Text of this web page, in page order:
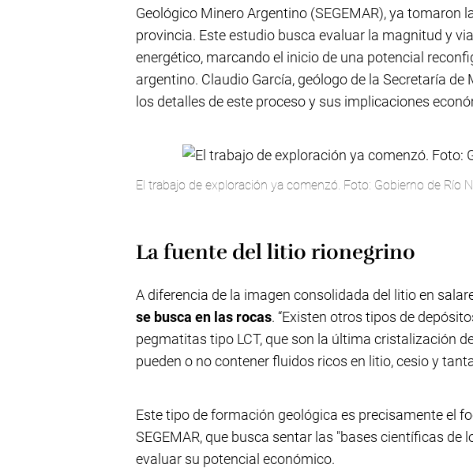
Geológico Minero Argentino (SEGEMAR), ya tomaron
provincia. Este estudio busca evaluar la magnitud y
energético, marcando el inicio de una potencial
argentino. Claudio García, geólogo de la Secretaría de
los detalles de este proceso y sus implicaciones
El trabajo de exploración ya comenzó. Foto: Gobierno de Río
La fuente del litio rionegrino
A diferencia de la imagen consolidada del litio en
se busca en las rocas. “Existen otros tipos de
pegmatitas tipo LCT, que son la última cristalización
pueden o no contener fluidos ricos en litio, cesio y
Este tipo de formación geológica es precisamente el
SEGEMAR, que busca sentar las "bases científicas de
evaluar su potencial económico.